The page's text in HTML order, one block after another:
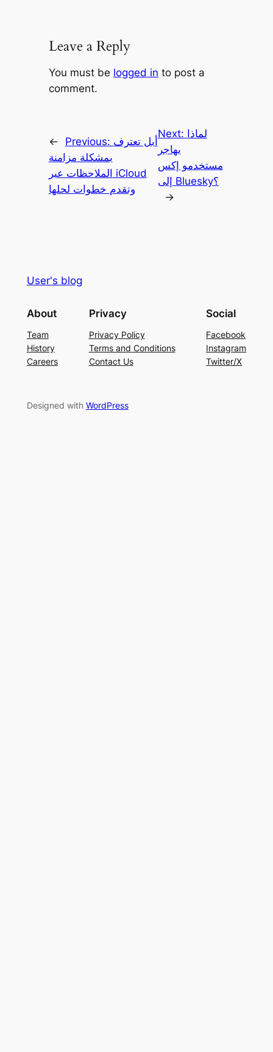
Leave a Reply
You must be logged in to post a
comment.
← Previous: أبل تعترف
بمشكلة مزامنة
الملاحظات عبر iCloud
وتقدم خطوات لحلها
Next: لماذا
يهاجر
مستخدمو إكس
إلى Bluesky؟
→
User's blog
About
Team
History
Careers
Privacy
Privacy Policy
Terms and Conditions
Contact Us
Social
Facebook
Instagram
Twitter/X
Designed with WordPress